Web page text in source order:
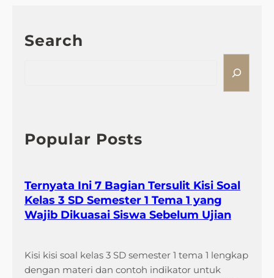
Search
h
Popular Posts
Ternyata Ini 7 Bagian Tersulit Kisi Soal
Kelas 3 SD Semester 1 Tema 1 yang
Wajib Dikuasai Siswa Sebelum Ujian
Kisi kisi soal kelas 3 SD semester 1 tema 1 lengkap
dengan materi dan contoh indikator untuk